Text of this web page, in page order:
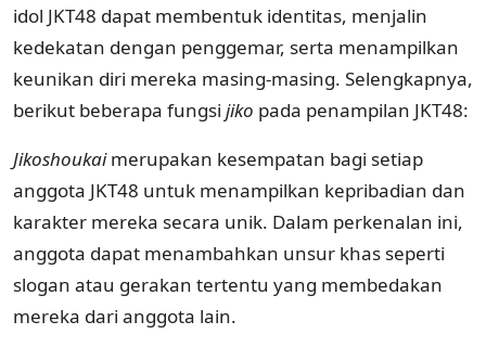
idol JKT48 dapat membentuk identitas, menjalin
kedekatan dengan penggemar, serta menampilkan
keunikan diri mereka masing-masing. Selengkapnya,
berikut beberapa fungsi jiko pada penampilan JKT48:
Jikoshoukaimerupakan kesempatan bagi setiap
anggota JKT48 untuk menampilkan kepribadian dan
karakter mereka secara unik. Dalam perkenalan ini,
anggota dapat menambahkan unsur khas seperti
slogan atau gerakan tertentu yang membedakan
mereka dari anggota lain.